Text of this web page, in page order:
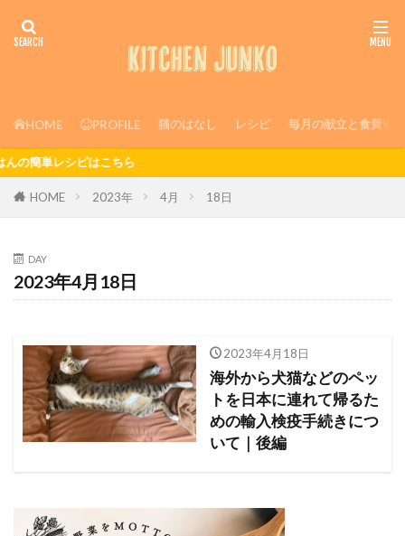
HOME PROFILE 猫のはなし レシピ 毎月の献立と食費
こちら
HOME 2023年 4月 18日
DAY
2023年4月18日
2023年4月18日
海外から犬猫などのペッ
トを日本に連れて帰るた
めの輸入検疫手続きにつ
いて｜後編